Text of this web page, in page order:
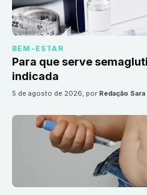
BEM-ESTAR
Para que serve
indicada
5 de agosto de 2026, por Redação Sara